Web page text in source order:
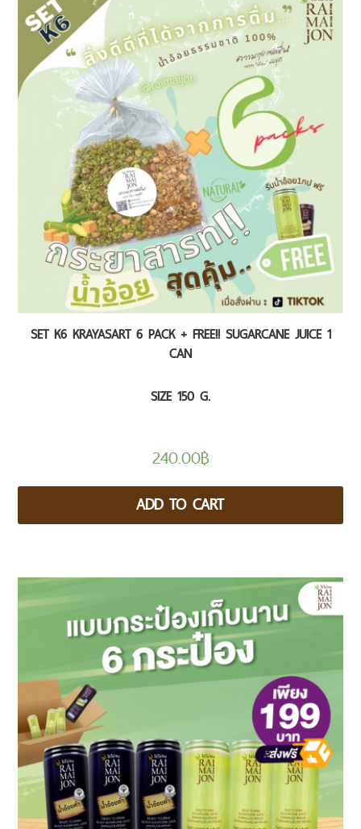
1
ปี)
quantity
SET K6 KRAYASART 6 PACK + FREE!! SUGARCANE JUICE 1
CAN
SIZE 150 G.
240.00฿
ADD TO CART